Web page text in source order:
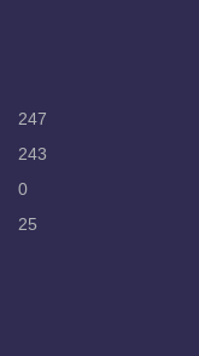
247
243
0
25